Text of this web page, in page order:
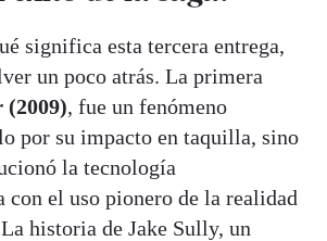
significa esta tercera entrega,
un poco atrás. La primera
(2009), fue un fenómeno
por su impacto en taquilla, sino
la tecnología
con el uso pionero de la realidad
historia de Jake Sully, un